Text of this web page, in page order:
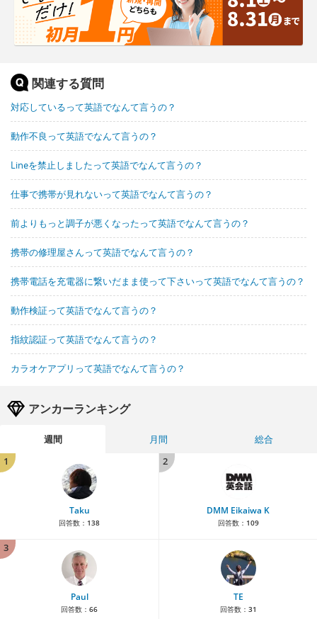
関連する質問
対応しているって英語でなんて言うの？
動作不良って英語でなんて言うの？
Lineを禁止しましたって英語でなんて言うの？
仕事で携帯が見れないって英語でなんて言うの？
前よりもっと調子が悪くなったって英語でなんて言うの？
携帯の修理屋さんって英語でなんて言うの？
携帯電話を充電器に繋いだまま使って下さいって英語でなんて言うの？
動作検証って英語でなんて言うの？
指紋認証って英語でなんて言うの？
カラオケアプリって英語でなんて言うの？
アンカーランキング
週間 月間
総合
1
Taku
回答数： 138
2
DMM Eikaiwa K
回答数： 109
3
Paul
回答数： 66
TE
回答数： 31